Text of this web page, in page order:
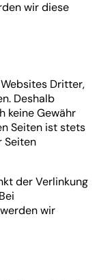
wir diese
Dritter,
Deshalb
keine Gewähr
Seiten ist stets
Seiten
der Verlinkung
wir